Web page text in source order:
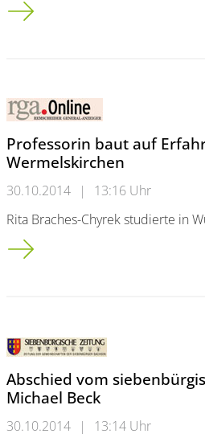
Professorin baut auf
Wermelskirchen
30.10.2014 |
13:16 Uhr
Rita Braches-Chyrek studierte in
Professorin baut auf Erfahrungen
Abschied vom
Michael Beck
30.10.2014 |
13:14 Uhr